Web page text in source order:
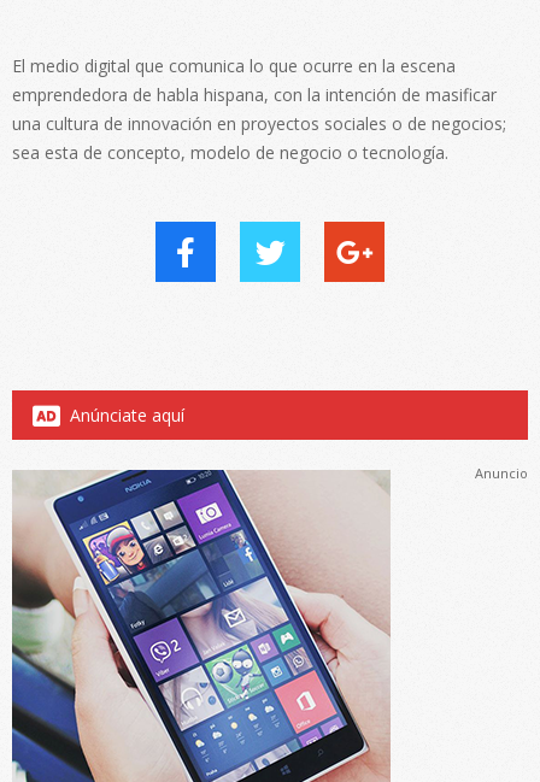
El medio digital que comunica lo que ocurre en la escena
emprendedora de habla hispana, con la intención de masificar
una cultura de innovación en proyectos sociales o de negocios;
sea esta de concepto, modelo de negocio o tecnología.
Anúnciate aquí
Anuncio